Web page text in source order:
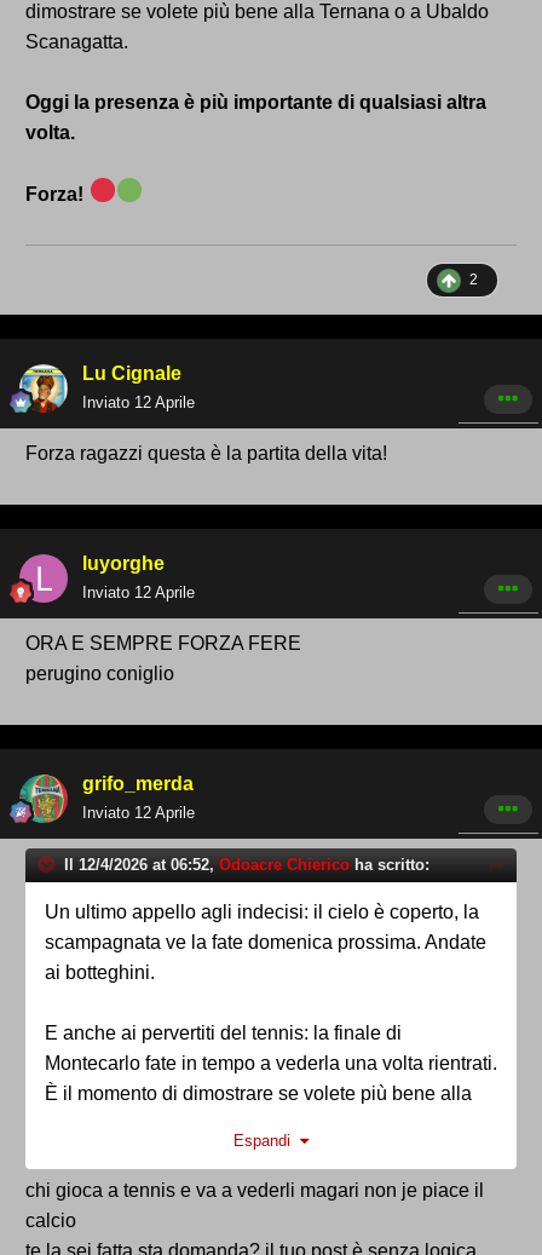
dimostrare se volete più bene alla Ternana o a Ubaldo
Scanagatta.
Oggi la presenza è più importante di qualsiasi altra
volta.
Forza!
2
Lu Cignale
Inviato 12 Aprile
Forza ragazzi questa è la partita della vita!
luyorghe
Inviato 12 Aprile
ORA E SEMPRE FORZA FERE
perugino coniglio
grifo_merda
Inviato 12 Aprile
Il 12/4/2026 at 06:52, Odoacre Chierico ha scritto:
Un ultimo appello agli indecisi: il cielo è coperto, la
scampagnata ve la fate domenica prossima. Andate
ai botteghini.
E anche ai pervertiti del tennis: la finale di
Montecarlo fate in tempo a vederla una volta rientrati.
È il momento di dimostrare se volete più bene alla
Oggi la presenza è più importante di qualsiasi
altra volta.
Espandi
chi gioca a tennis e va a vederli magari non je piace il
calcio
te la sei fatta sta domanda? il tuo post è senza logica